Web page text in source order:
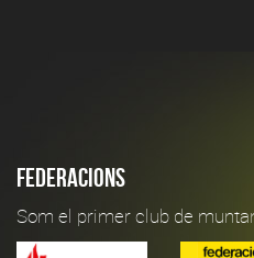
Federacions
Som el primer club de